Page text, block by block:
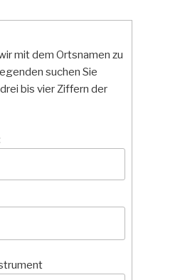
mit dem Ortsnamen zu
suchen Sie
bis vier Ziffern der